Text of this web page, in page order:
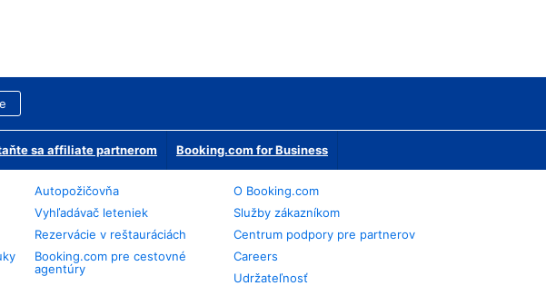
sa affiliate partnerom Booking.com for Business
Autopožičovňa
Vyhľadávač leteniek
Rezervácie v reštauráciách
Booking.com pre cestovné
agentúry
O Booking.com
Služby zákazníkom
Centrum podpory pre partnerov
Careers
Udržateľnosť